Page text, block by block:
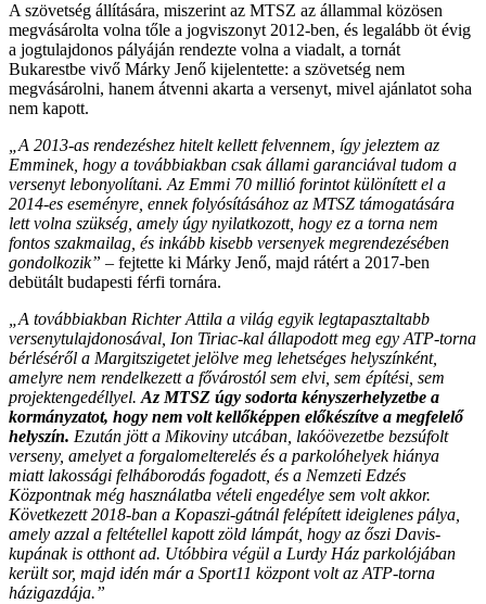
A szövetség állítására, miszerint az MTSZ az állammal közösen
megvásárolta volna tőle a jogviszonyt 2012-ben, és legalább öt évig
a jogtulajdonos pályáján rendezte volna a viadalt, a tornát
Bukarestbe vivő Márky Jenő kijelentette: a szövetség nem
megvásárolni, hanem átvenni akarta a versenyt, mivel ajánlatot soha
nem kapott.
„A 2013-as rendezéshez hitelt kellett felvennem, így jeleztem az
Emminek, hogy a továbbiakban csak állami garanciával tudom a
versenyt lebonyolítani. Az Emmi 70 millió forintot különített el a
2014-es eseményre, ennek folyósításához az MTSZ támogatására
lett volna szükség, amely úgy nyilatkozott, hogy ez a torna nem
fontos szakmailag, és inkább kisebb versenyek megrendezésében
gondolkozik” – fejtette ki Márky Jenő, majd rátért a 2017-ben
debütált budapesti férfi tornára.
„A továbbiakban Richter Attila a világ egyik legtapasztaltabb
versenytulajdonosával, Ion Tiriac-kal állapodott meg egy ATP-torna
bérléséről a Margitszigetet jelölve meg lehetséges helyszínként,
amelyre nem rendelkezett a fővárostól sem elvi, sem építési, sem
projektengedéllyel. Az MTSZ úgy sodorta kényszerhelyzetbe a
kormányzatot, hogy nem volt kellőképpen előkészítve a megfelelő
helyszín. Ezután jött a Mikoviny utcában, lakóövezetbe bezsúfolt
verseny, amelyet a forgalomelterelés és a parkolóhelyek hiánya
miatt lakossági felháborodás fogadott, és a Nemzeti Edzés
Központnak még használatba vételi engedélye sem volt akkor.
Következett 2018-ban a Kopaszi-gátnál felépített ideiglenes pálya,
amely azzal a feltétellel kapott zöld lámpát, hogy az őszi Davis-
kupának is otthont ad. Utóbbira végül a Lurdy Ház parkolójában
került sor, majd idén már a Sport11 központ volt az ATP-torna
házigazdája.”